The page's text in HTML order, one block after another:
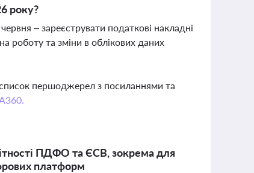
року?
– зареєструвати податкові накладні
роботу та зміни в облікових даних
першоджерел з посиланнями та
ПДФО та ЄСВ, зокрема для
платформ